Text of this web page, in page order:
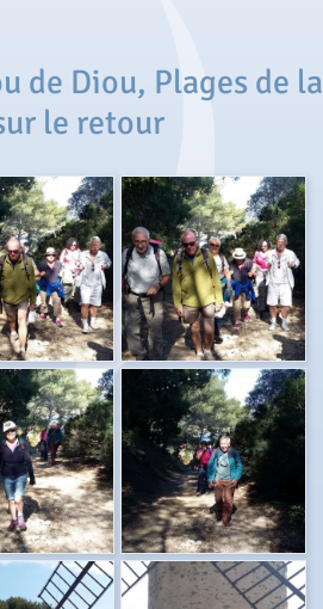
de Diou, Plages de la
le retour